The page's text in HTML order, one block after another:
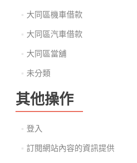
大同區機車借款
大同區汽車借款
大同區當舖
未分類
其他操作
登入
訂閱網站內容的資訊提供